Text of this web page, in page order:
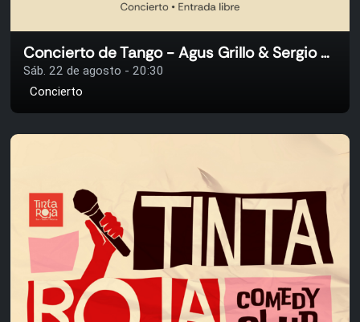
Concierto de Tango - Agus Grillo & Sergio Miranda
Sáb. 22 de agosto - 20:30
Concierto